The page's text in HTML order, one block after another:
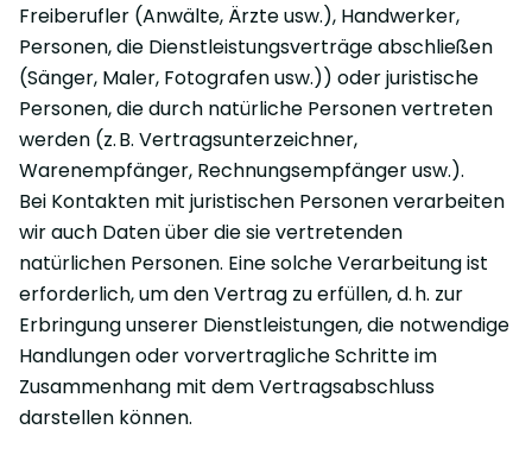
Freiberufler (Anwälte, Ärzte usw.), Handwerker,
Personen, die Dienstleistungsverträge abschließen
(Sänger, Maler, Fotografen usw.)) oder juristische
Personen, die durch natürliche Personen vertreten
werden (z. B. Vertragsunterzeichner,
Warenempfänger, Rechnungsempfänger usw.).
Bei Kontakten mit juristischen Personen verarbeiten
wir auch Daten über die sie vertretenden
natürlichen Personen. Eine solche Verarbeitung ist
erforderlich, um den Vertrag zu erfüllen, d. h. zur
Erbringung unserer Dienstleistungen, die notwendige
Handlungen oder vorvertragliche Schritte im
Zusammenhang mit dem Vertragsabschluss
darstellen können.